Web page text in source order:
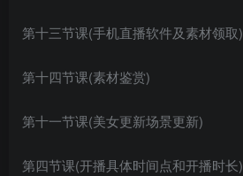
第十三节课(手机直播软件及素材领取)
第十四节课(素材鉴赏)
第十一节课(美女更新场景更新)
第四节课(开播具体时间点和开播时长)